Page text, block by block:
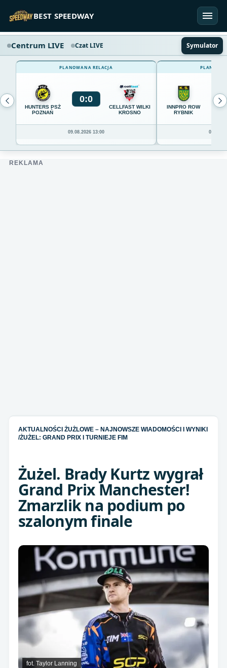
BEST SPEEDWAY
Centrum LIVE Czat LIVE Symulator
PLANOWANA RELACJA
HUNTERS PSŻ
POZNAŃ
0:0
CELLFAST WILKI
KROSNO
09.08.2026 13:00
INNPRO ROW
RYBNIK
0
REKLAMA
AKTUALNOŚCI ŻUŻLOWE – NAJNOWSZE WIADOMOŚCI I WYNIKI
/ŻUŻEL: GRAND PRIX I TURNIEJE FIM
Żużel. Brady Kurtz wygrał
Grand Prix Manchester!
Zmarzlik na podium po
szalonym finale
fot. Taylor Lanning